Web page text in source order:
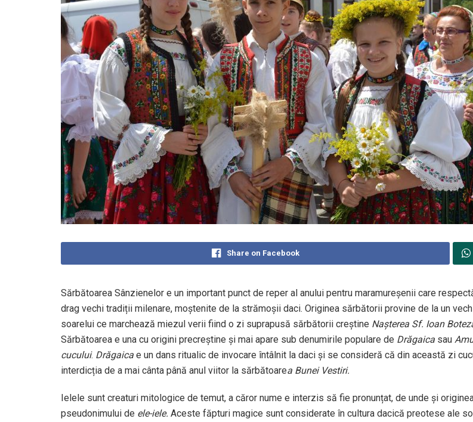
Share on Facebook
Sărbătoarea Sânzienelor e un important punct de reper al anului pentru maramureșenii care
drag vechi tradiții milenare, moștenite de la strămoșii daci. Originea sărbătorii provine de la un
soarelui ce marchează miezul verii fiind o zi suprapusă sărbătorii creștine Nașterea Sf. Ioan
Sărbătoarea e una cu origini precreștine și mai apare sub denumirile populare de Drăgaica sau
cucului. Drăgaica e un dans ritualic de invocare întâlnit la daci și se consideră că din această zi
interdicția de a mai cânta până anul viitor la sărbătoarea Bunei Vestiri.
Ielele sunt creaturi mitologice de temut, a căror nume e interzis să fie pronunțat, de unde și
pseudonimului de ele-iele. Aceste făpturi magice sunt considerate în cultura dacică preotese ale